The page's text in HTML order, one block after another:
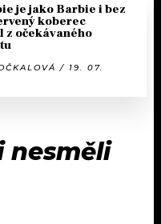
je jako Barbie i bez
koberec
z očekávaného
/ 19. 07.
nesměli